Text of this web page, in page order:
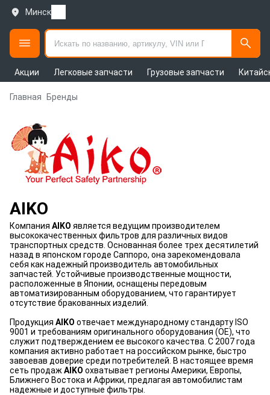
Минск
Акции Легковые запчасти Грузовые запчасти
Главная Бренды
AIKO
Компания AIKO является ведущим производителем
высококачественных фильтров для различных видов
транспортных средств. Основанная более трех десятилетий
назад в японском городе Саппоро, она зарекомендовала
себя как надежный производитель автомобильных
запчастей. Устойчивые производственные мощности,
расположенные в Японии, оснащены передовым
автоматизированным оборудованием, что гарантирует
отсутствие бракованных изделий.
Продукция AIKO отвечает международному стандарту ISO
9001 и требованиям оригинального оборудования (OE), что
служит подтверждением ее высокого качества. С 2007 года
компания активно работает на российском рынке, быстро
завоевав доверие среди потребителей. В настоящее время
сеть продажAIKO охватывает регионы Америки, Европы,
Ближнего Востока и Африки, предлагая автомобилистам
надежные и доступные фильтры.